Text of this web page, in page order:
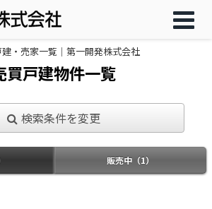
・売家一覧｜第一開発株式会社
買戸建物件一覧
検索条件を変更
販売中（1）